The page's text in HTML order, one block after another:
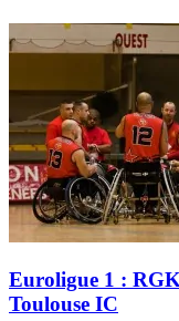
Euroligue 1 :
Toulouse IC